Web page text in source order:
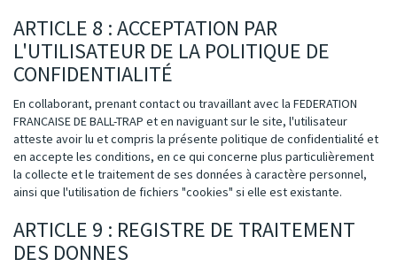
ARTICLE 8 : ACCEPTATION PAR
L'UTILISATEUR DE LA POLITIQUE DE
CONFIDENTIALITÉ
En collaborant, prenant contact ou travaillant avec la FEDERATION
FRANCAISE DE BALL-TRAP et en naviguant sur le site, l'utilisateur
atteste avoir lu et compris la présente politique de confidentialité et
en accepte les conditions, en ce qui concerne plus particulièrement
la collecte et le traitement de ses données à caractère personnel,
ainsi que l'utilisation de fichiers "cookies" si elle est existante.
ARTICLE 9 : REGISTRE DE TRAITEMENT
DES DONNES